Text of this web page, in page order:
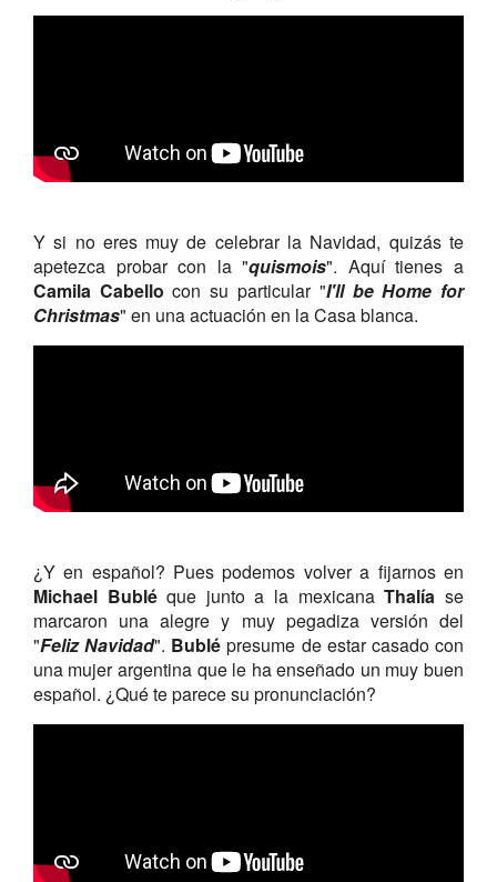
Y si no eres muy de celebrar la Navidad, quizás te
apetezca probar con la "quismois". Aquí tienes a
Camila Cabello con su particular "I'll be Home for
Christmas" en una actuación en la Casa blanca.
¿Y en español? Pues podemos volver a fijarnos en
Michael Bubléque junto a la mexicanaThalía se
marcaron una alegre y muy pegadiza versión del
"Feliz Navidad". Bublépresume de estar casado con
una mujer argentina que le ha enseñado un muy buen
español. ¿Qué te parece su pronunciación?